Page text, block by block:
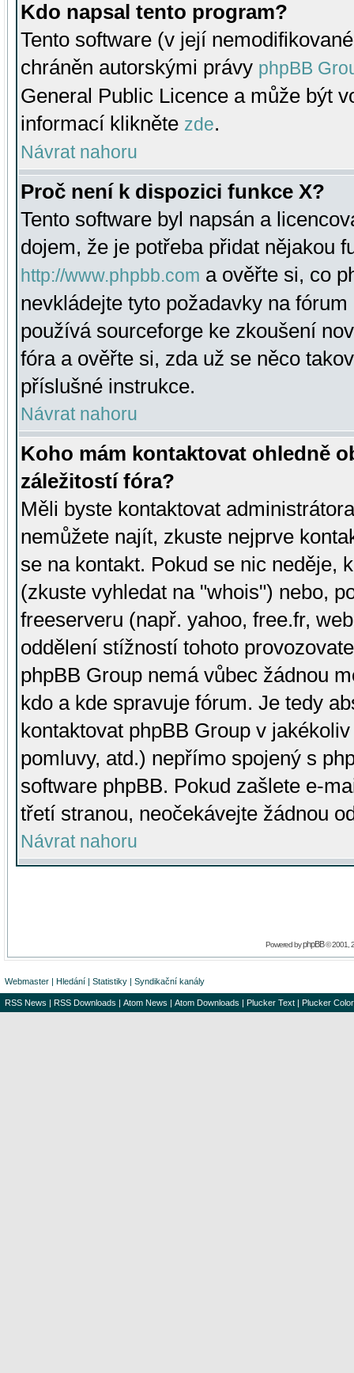
Kdo napsal tento program?
Tento software (v její
chráněn autorskými právy phpBB
General Public Licence a může být
informací klikněte zde.
Návrat nahoru
Proč není k dispozici funkce X?
Tento software byl napsán a
dojem, že je potřeba přidat nějakou
http://www.phpbb.com a ověřte si, co
nevkládejte tyto požadavky na
používá sourceforge ke zkoušení
fóra a ověřte si, zda už se něco
příslušné instrukce.
Návrat nahoru
Koho mám kontaktovat ohledně
záležitostí fóra?
Měli byste kontaktovat
nemůžete najít, zkuste nejprve
se na kontakt. Pokud se nic neděje,
(zkuste vyhledat na "whois") nebo,
freeserveru (např. yahoo, free.fr,
oddělení stížností tohoto
phpBB Group nemá vůbec žádnou
kdo a kde spravuje fórum. Je tedy
kontaktovat phpBB Group v
pomluvy, atd.) nepřímo spojený s
software phpBB. Pokud zašlete e-
třetí stranou, neočekávejte žádnou
Návrat nahoru
Powered byphpBB© 2001,
Webmaster | Hledání | Statistiky | Syndikační kanály
RSS News | RSS Downloads | Atom News | Atom Downloads | Plucker Text | Plucker Color